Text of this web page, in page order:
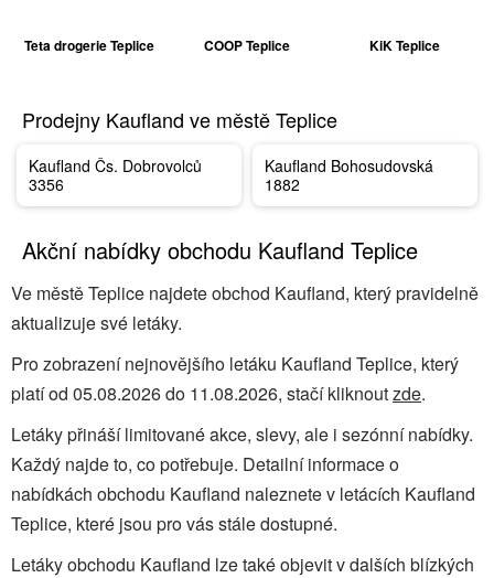
Teta drogerie Teplice COOP Teplice KiK Teplice
Prodejny Kaufland ve městě Teplice
Kaufland Čs. Dobrovolců
3356
Kaufland Bohosudovská
1882
Akční nabídky obchodu Kaufland Teplice
Ve městě Teplice najdete obchod Kaufland, který pravidelně
aktualizuje své letáky.
Pro zobrazení nejnovějšího letáku Kaufland Teplice, který
platí od 05.08.2026 do 11.08.2026, stačí kliknoutzde.
Letáky přináší limitované akce, slevy, ale i sezónní nabídky.
Každý najde to, co potřebuje. Detailní informace o
nabídkách obchodu Kaufland naleznete v letácích Kaufland
Teplice, které jsou pro vás stále dostupné.
Letáky obchodu Kaufland lze také objevit v dalších blízkých